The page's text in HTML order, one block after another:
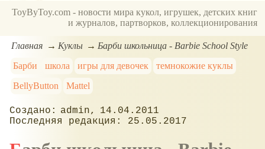
ToyByToy.com - новости мира кукол, игрушек, детских книг
и журналов, партворков, коллекционирования
Главная Куклы
Барби школьница - Barbie School Style
Барби
школа игры для девочек
темнокожие куклы
BellyButton
Mattel
admin
14.04.2011
25.05.2017